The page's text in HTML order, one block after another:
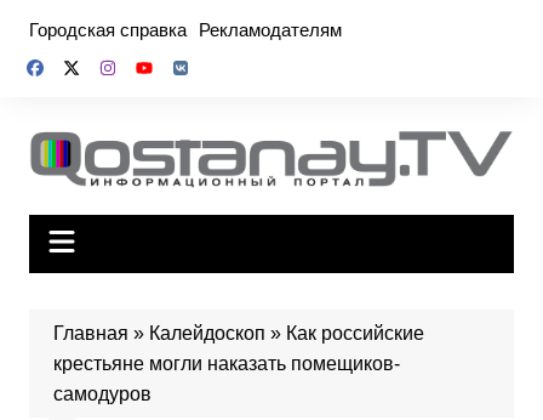
содержимому
Городская справка Рекламодателям
Главная » Калейдоскоп » Как российские
крестьяне могли наказать помещиков-
самодуров